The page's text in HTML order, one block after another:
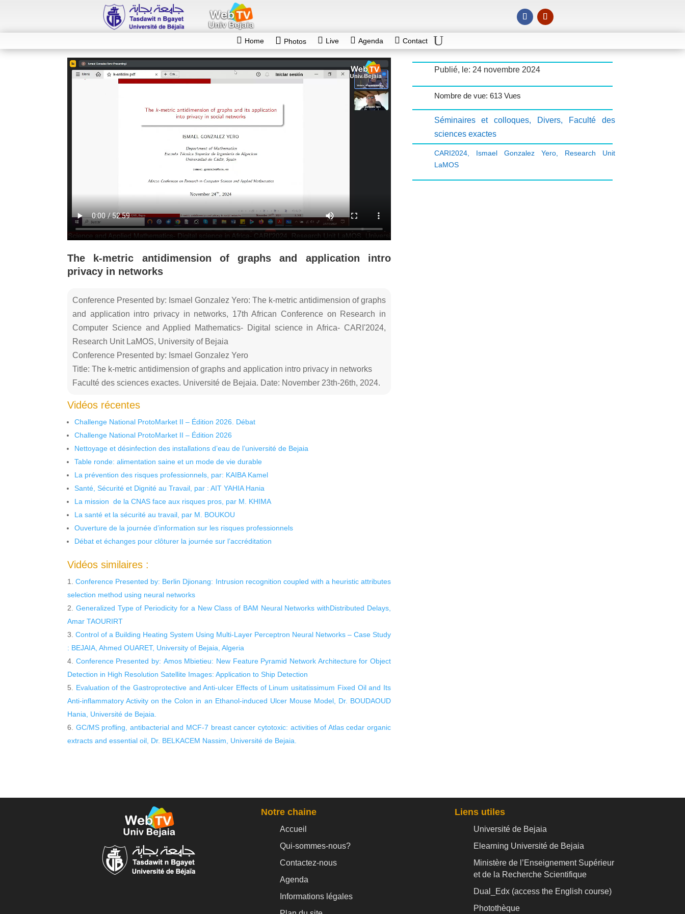
Home Photos Live Agenda Contact
The k-metric antidimension of graphs and application intro
privacy in networks
Conference Presented by: Ismael Gonzalez Yero: The k-metric antidimension of graphs
and application intro privacy in networks, 17th African Conference on Research in
Computer Science and Applied Mathematics- Digital science in Africa- CARI'2024,
Research Unit LaMOS, University of Bejaia
Conference Presented by: Ismael Gonzalez Yero
Title: The k-metric antidimension of graphs and application intro privacy in networks
Faculté des sciences exactes. Université de Bejaia. Date: November 23th-26th, 2024.
Vidéos récentes
Challenge National ProtoMarket II – Édition 2026. Débat
Challenge National ProtoMarket II – Édition 2026
Nettoyage et désinfection des installations d’eau de l’université de Bejaia
Table ronde: alimentation saine et un mode de vie durable
La prévention des risques professionnels, par: KAIBA Kamel
Santé, Sécurité et Dignité au Travail, par : AIT YAHIA Hania
La mission de la CNAS face aux risques pros, par M. KHIMA
La santé et la sécurité au travail, par M. BOUKOU
Ouverture de la journée d’information sur les risques professionnels
Débat et échanges pour clôturer la journée sur l’accréditation
Vidéos similaires :
Conference Presented by: Berlin Djionang: Intrusion recognition coupled with a heuristic attributes
selection method using neural networks
Generalized Type of Periodicity for a New Class of BAM Neural Networks withDistributed Delays,
Amar TAOURIRT
Control of a Building Heating System Using Multi-Layer Perceptron Neural Networks – Case Study
: BEJAIA, Ahmed OUARET, University of Bejaia, Algeria
Conference Presented by: Amos Mbietieu: New Feature Pyramid Network Architecture for Object
Detection in High Resolution Satellite Images: Application to Ship Detection
Evaluation of the Gastroprotective and Anti-ulcer Effects of Linum usitatissimum Fixed Oil and Its
Anti-inflammatory Activity on the Colon in an Ethanol-induced Ulcer Mouse Model, Dr. BOUDAOUD
Hania, Université de Bejaia.
GC/MS profling, antibacterial and MCF-7 breast cancer cytotoxic: activities of Atlas cedar organic
extracts and essential oil, Dr. BELKACEM Nassim, Université de Bejaia.
Publié, le: 24 novembre 2024
Nombre de vue: 613 Vues
Séminaires et colloques, Divers,
Faculté des
sciences exactes
CARI2024, Ismael Gonzalez Yero, Research Unit
LaMOS
Notre chaine
Accueil
Qui-sommes-nous?
Contactez-nous
Agenda
Informations légales
Liens utiles
Université de Bejaia
Elearning Université de Bejaia
Ministère de l’Enseignement Supérieur
et de la Recherche Scientifique
Dual_Edx (access the English course)
Photothèque